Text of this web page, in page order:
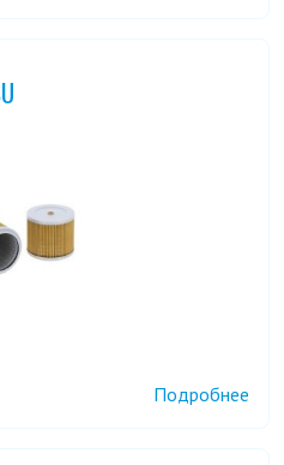
Подробнее